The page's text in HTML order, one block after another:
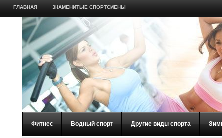
ГЛАВНАЯ ЗНАМЕНИТЫЕ СПОРТСМЕНЫ
Фитнес Водный спорт Другие виды спорта